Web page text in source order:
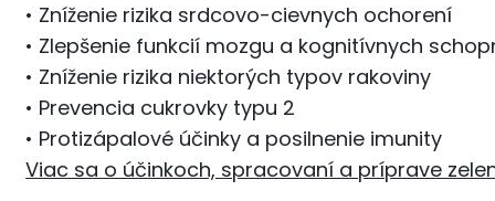
• Zníženie rizika srdcovo-cievnych ochorení
• Zlepšenie funkcií mozgu a kognitívnych
• Zníženie rizika niektorých typov rakoviny
• Prevencia cukrovky typu 2
• Protizápalové účinky a posilnenie imunity
Viac sa o účinkoch, spracovaní a príprave